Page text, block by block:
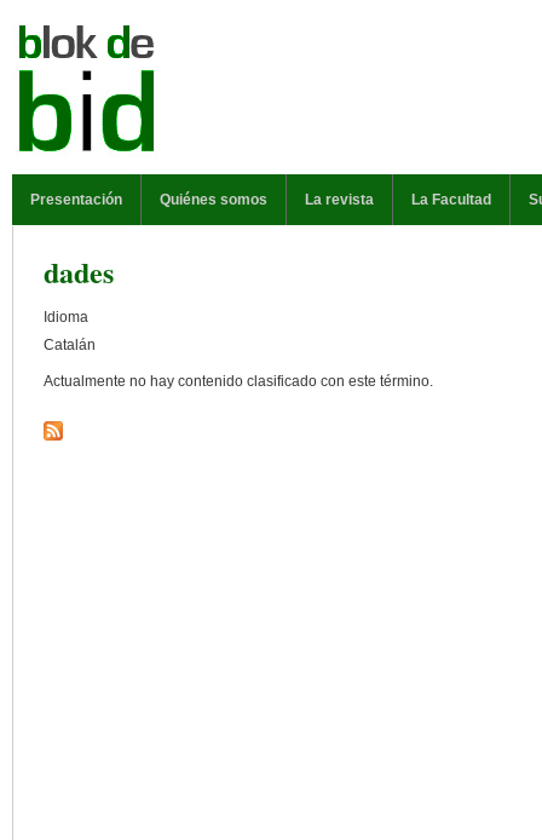
Presentación Quiénes somos La revista La Facultad
dades
Idioma
Catalán
Actualmente no hay contenido clasificado con este término.